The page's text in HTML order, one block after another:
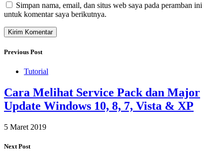
Simpan nama, email, dan situs web saya pada peramban ini
untuk komentar saya berikutnya.
Previous Post
Tutorial
Cara Melihat Service Pack dan Major
Update Windows 10, 8, 7, Vista & XP
5 Maret 2019
Next Post